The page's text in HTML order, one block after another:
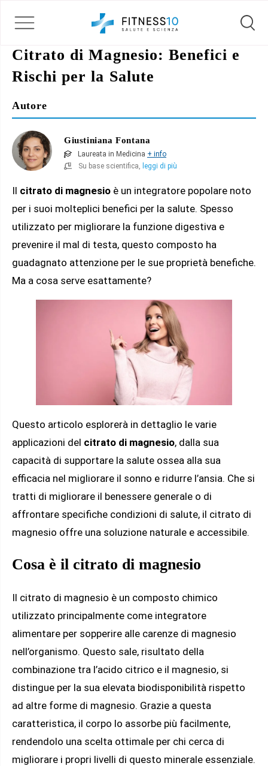
Il citrato di magnesio è un integratore popolare noto
per i suoi molteplici benefici per la salute. Spesso
utilizzato per migliorare la funzione digestiva e
prevenire il mal di testa, questo composto ha
guadagnato attenzione per le sue proprietà benefiche.
Ma a cosa serve esattamente?
Questo articolo esplorerà in dettaglio le varie
applicazioni del citrato di magnesio, dalla sua
capacità di supportare la salute ossea alla sua
efficacia nel migliorare il sonno e ridurre l’ansia. Che si
tratti di migliorare il benessere generale o di
affrontare specifiche condizioni di salute, il citrato di
magnesio offre una soluzione naturale e accessibile.
Cosa è il citrato di magnesio
Il citrato di magnesio è un composto chimico
utilizzato principalmente come integratore
alimentare per sopperire alle carenze di magnesio
nell’organismo. Questo sale, risultato della
combinazione tra l’acido citrico e il magnesio, si
distingue per la sua elevata biodisponibilità rispetto
ad altre forme di magnesio. Grazie a questa
caratteristica, il corpo lo assorbe più facilmente,
rendendolo una scelta ottimale per chi cerca di
migliorare i propri livelli di questo minerale essenziale.
Citrato di Magnesio: Benefici e
Rischi per la Salute
Autore
Giustiniana Fontana
Laureata in Medicina + info
Su base scientifica, leggi di più